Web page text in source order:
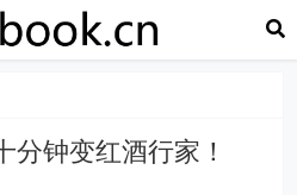
分钟变红酒行家！